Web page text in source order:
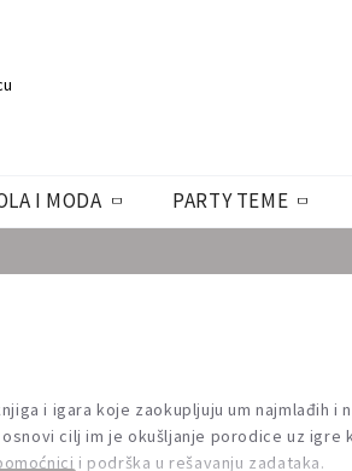
I MODA PARTY TEME
i igara koje zaokupljuju um najmlađih i
cilj im je okušljanje porodice uz igre
i podrška u rešavanju zadataka.